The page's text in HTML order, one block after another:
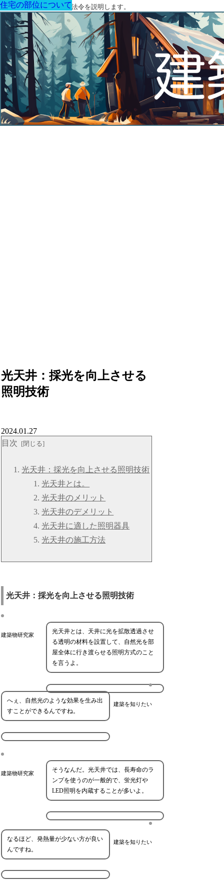
建築に関する用語と関連法令を説明します。
光天井：採光を向上させる
照明技術
住宅の部位について
2024.01.27
目次
光天井：採光を向上させる照明技術
光天井とは。
光天井のメリット
光天井のデメリット
光天井に適した照明器具
光天井の施工方法
光天井：採光を向上させる照明技術
建築物研究家
光天井とは、天井に光を拡散透過させ
る透明の材料を設置して、自然光を部
屋全体に行き渡らせる照明方式のこと
を言うよ。
建築を知りたい
へぇ、自然光のような効果を生み出
すことができるんですね。
建築物研究家
そうなんだ。光天井では、長寿命のラ
ンプを使うのが一般的で、蛍光灯や
LED照明を内蔵することが多いよ。
建築を知りたい
なるほど、発熱量が少ない方が良い
んですね。
住宅の部位について
住宅の部位について
住宅の部位について
住宅の部位について
住宅の部位について
住宅の部位について